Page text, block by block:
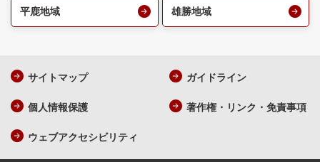
平鹿地域 雄勝地域
サイトマップ ガイドライン
個人情報保護 著作権・リンク・免責事項
ウェブアクセシビリティ